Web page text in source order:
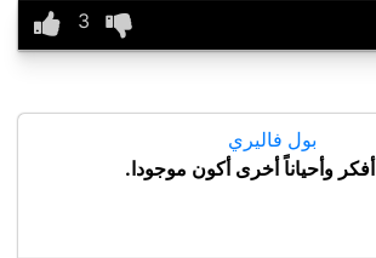
بول فاليري
أفكر وأحياناً أخرى أكون موجودا.